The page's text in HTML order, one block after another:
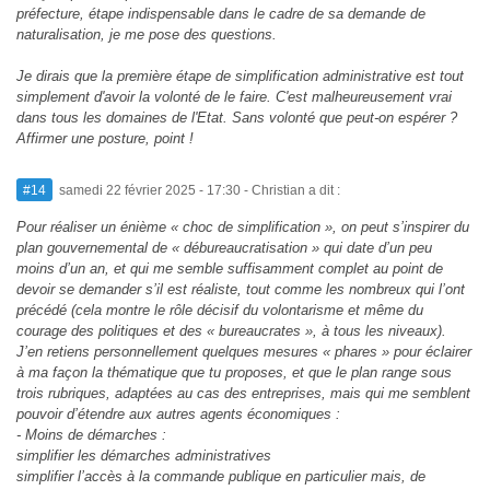
préfecture, étape indispensable dans le cadre de sa demande de
naturalisation, je me pose des questions.
Je dirais que la première étape de simplification administrative est tout
simplement d'avoir la volonté de le faire. C'est malheureusement vrai
dans tous les domaines de l'Etat. Sans volonté que peut-on espérer ?
Affirmer une posture, point !
#14 samedi 22 février 2025 - 17:30 - Christian a dit :
Pour réaliser un énième « choc de simplification », on peut s’inspirer du
plan gouvernemental de « débureaucratisation » qui date d’un peu
moins d’un an, et qui me semble suffisamment complet au point de
devoir se demander s’il est réaliste, tout comme les nombreux qui l’ont
précédé (cela montre le rôle décisif du volontarisme et même du
courage des politiques et des « bureaucrates », à tous les niveaux).
J’en retiens personnellement quelques mesures « phares » pour éclairer
à ma façon la thématique que tu proposes, et que le plan range sous
trois rubriques, adaptées au cas des entreprises, mais qui me semblent
pouvoir d’étendre aux autres agents économiques :
- Moins de démarches :
simplifier les démarches administratives
simplifier l’accès à la commande publique en particulier mais, de